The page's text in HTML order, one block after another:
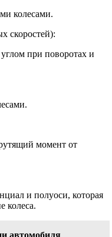
колесами.
скоростей):
при поворотах и
момент от
и полуоси, которая
колеса.